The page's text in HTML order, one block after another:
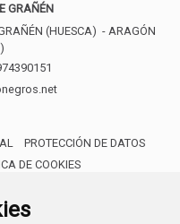
GRAÑÉN
(HUESCA) - ARAGÓN
PROTECCIÓN DE DATOS
DE COOKIES